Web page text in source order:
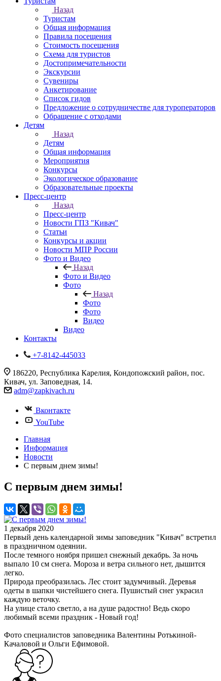
Назад
Туристам
Общая информация
Правила посещения
Стоимость посещения
Схема для туристов
Достопримечательности
Экскурсии
Сувениры
Анкетирование
Список гидов
Предложение о сотрудничестве для туроператоров
Обращение с отходами
Детям
Назад
Детям
Общая информация
Мероприятия
Конкурсы
Экологическое образование
Образовательные проекты
Пресс-центр
Назад
Пресс-центр
Новости ГПЗ "Кивач"
Статьи
Конкурсы и акции
Новости МПР России
Фото и Видео
Назад
Фото и Видео
Фото
Назад
Фото
Фото
Видео
Видео
Контакты
+7-8142-445033
186220, Республика Карелия, Кондопожский район, пос.
Кивач, ул. Заповедная, 14.
adm@zapkivach.ru
Вконтакте
YouTube
Главная
Информация
Новости
С первым днем зимы!
С первым днем зимы!
1 декабря 2020
Первый день календарной зимы заповедник "Кивач" встретил
в праздничном одеянии.
После темного ноября пришел снежный декабрь. За ночь
выпало 10 см снега. Мороза и ветра сильного нет, дышится
легко.
Природа преобразилась. Лес стоит задумчивый. Деревья
одеты в шапки чистейшего снега. Пушистый снег украсил
каждую веточку.
На улице стало светло, а на душе радостно! Ведь скоро
любимый всеми праздник - Новый год!
Фото специалистов заповедника Валентины Ротькиной-
Качаловой и Ольги Ефимовой.